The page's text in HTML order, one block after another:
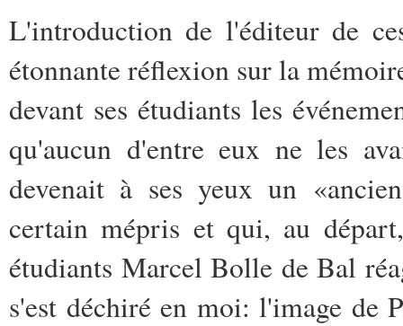
L'introduction de l'éditeur de
étonnante réflexion sur la
devant ses étudiants les
qu'aucun d'entre eux ne les
devenait à ses yeux un
certain mépris et qui, au
étudiants Marcel Bolle de Bal
s'est déchiré en moi: l'image de